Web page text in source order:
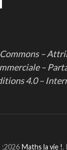
–
–
4.0 –
Maths la vie !.